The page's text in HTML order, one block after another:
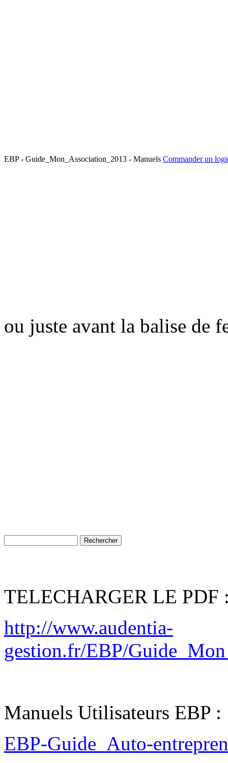
EBP - Guide_Mon_Association_2013 - Manuels Commander un
ou juste avant la balise de
TELECHARGER LE PDF
http://www.audentia-
gestion.fr/EBP/
Manuels Utilisateurs EBP :
EBP-Guide_Auto-